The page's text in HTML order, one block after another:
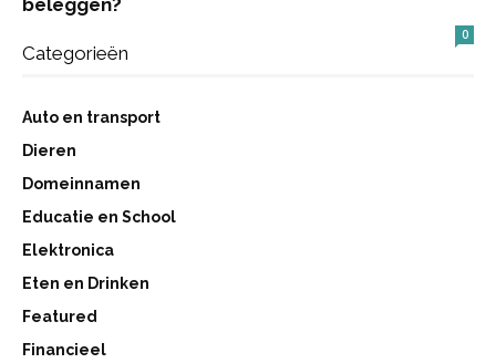
beleggen?
0
Categorieën
Auto en transport
Dieren
Domeinnamen
Educatie en School
Elektronica
Eten en Drinken
Featured
Financieel